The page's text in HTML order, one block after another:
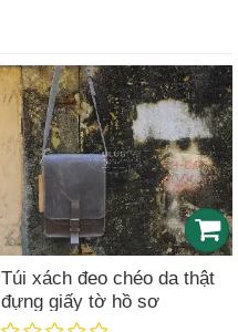
Túi xách đeo chéo da thật
đựng giấy tờ hồ sơ